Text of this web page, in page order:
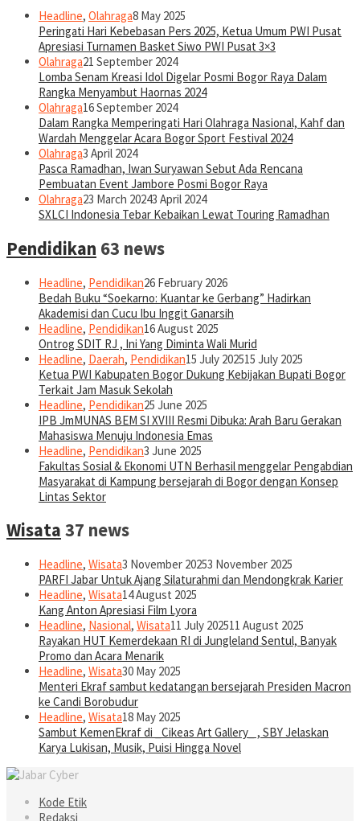
Headline, Olahraga8 May 2025
Peringati Hari Kebebasan Pers 2025, Ketua Umum PWI Pusat
Apresiasi Turnamen Basket Siwo PWI Pusat 3×3
Olahraga21 September 2024
Lomba Senam Kreasi Idol Digelar Posmi Bogor Raya Dalam
Rangka Menyambut Haornas 2024
Olahraga16 September 2024
Dalam Rangka Memperingati Hari Olahraga Nasional, Kahf dan
Wardah Menggelar Acara Bogor Sport Festival 2024
Olahraga3 April 2024
Pasca Ramadhan, Iwan Suryawan Sebut Ada Rencana
Pembuatan Event Jambore Posmi Bogor Raya
Olahraga23 March 20243 April 2024
SXLCI Indonesia Tebar Kebaikan Lewat Touring Ramadhan
Pendidikan 63 news
Headline, Pendidikan26 February 2026
Bedah Buku “Soekarno: Kuantar ke Gerbang” Hadirkan
Akademisi dan Cucu Ibu Inggit Ganarsih
Headline, Pendidikan16 August 2025
Ontrog SDIT RJ , Ini Yang Diminta Wali Murid
Headline, Daerah, Pendidikan15 July 202515 July 2025
Ketua PWI Kabupaten Bogor Dukung Kebijakan Bupati Bogor
Terkait Jam Masuk Sekolah
Headline, Pendidikan25 June 2025
IPB JmMUNAS BEM SI XVIII Resmi Dibuka: Arah Baru Gerakan
Mahasiswa Menuju Indonesia Emas
Headline, Pendidikan3 June 2025
Fakultas Sosial & Ekonomi UTN Berhasil menggelar Pengabdian
Masyarakat di Kampung bersejarah di Bogor dengan Konsep
Lintas Sektor
Wisata 37 news
Headline, Wisata3 November 20253 November 2025
PARFI Jabar Untuk Ajang Silaturahmi dan Mendongkrak Karier
Headline, Wisata14 August 2025
Kang Anton Apresiasi Film Lyora
Headline, Nasional, Wisata11 July 202511 August 2025
Rayakan HUT Kemerdekaan RI di Jungleland Sentul, Banyak
Promo dan Acara Menarik
Headline, Wisata30 May 2025
Menteri Ekraf sambut kedatangan bersejarah Presiden Macron
ke Candi Borobudur
Headline, Wisata18 May 2025
Sambut KemenEkraf di _Cikeas Art Gallery_ , SBY Jelaskan
Karya Lukisan, Musik, Puisi Hingga Novel
Kode Etik
Redaksi